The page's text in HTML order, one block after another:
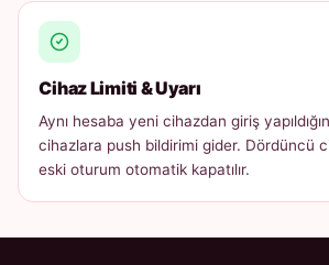
Cihaz Limiti & Uyarı
Aynı hesaba yeni cihazdan giriş
cihazlara push bildirimi gider. Dördüncü
eski oturum otomatik kapatılır.